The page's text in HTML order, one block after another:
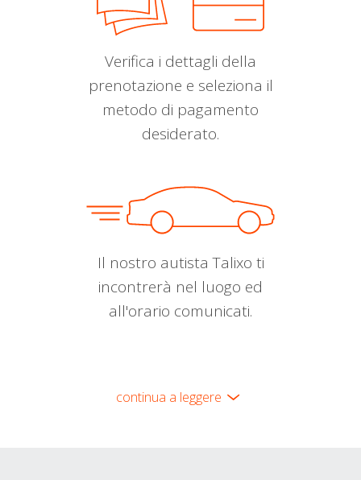
Verifica i dettagli della
prenotazione e seleziona il
metodo di pagamento
desiderato.
Il nostro autista Talixo ti
incontrerà nel luogo ed
all'orario comunicati.
continua a leggere